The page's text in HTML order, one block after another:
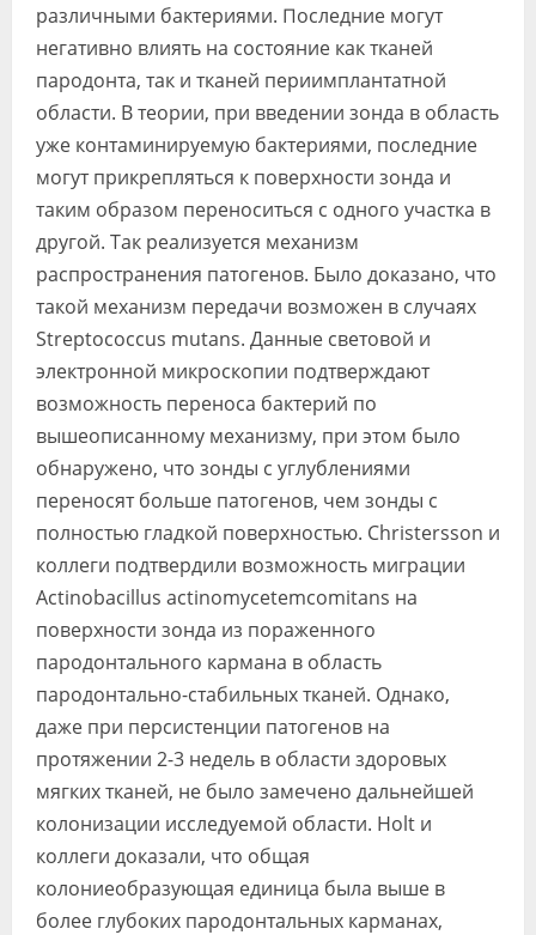
различными бактериями. Последние могут
негативно влиять на состояние как тканей
пародонта, так и тканей периимплантатной
области. В теории, при введении зонда в область
уже контаминируемую бактериями, последние
могут прикрепляться к поверхности зонда и
таким образом переноситься с одного участка в
другой. Так реализуется механизм
распространения патогенов. Было доказано, что
такой механизм передачи возможен в случаях
Streptococcus mutans. Данные световой и
электронной микроскопии подтверждают
возможность переноса бактерий по
вышеописанному механизму, при этом было
обнаружено, что зонды с углублениями
переносят больше патогенов, чем зонды с
полностью гладкой поверхностью. Christersson и
коллеги подтвердили возможность миграции
Actinobacillus actinomycetemcomitans на
поверхности зонда из пораженного
пародонтального кармана в область
пародонтально-стабильных тканей. Однако,
даже при персистенции патогенов на
протяжении 2-3 недель в области здоровых
мягких тканей, не было замечено дальнейшей
колонизации исследуемой области. Holt и
коллеги доказали, что общая
колониеобразующая единица была выше в
более глубоких пародонтальных карманах,